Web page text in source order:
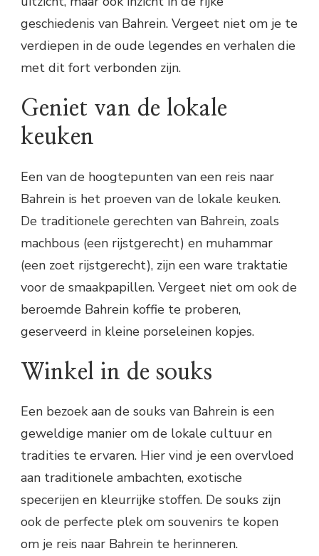
geschiedenis van Bahrein. Vergeet niet om je te
verdiepen in de oude legendes en verhalen die
met dit fort verbonden zijn.
Geniet van de lokale
keuken
Een van de hoogtepunten van een reis naar
Bahrein is het proeven van de lokale keuken.
De traditionele gerechten van Bahrein, zoals
machbous (een rijstgerecht) en muhammar
(een zoet rijstgerecht), zijn een ware traktatie
voor de smaakpapillen. Vergeet niet om ook de
beroemde Bahrein koffie te proberen,
geserveerd in kleine porseleinen kopjes.
Winkel in de souks
Een bezoek aan de souks van Bahrein is een
geweldige manier om de lokale cultuur en
tradities te ervaren. Hier vind je een overvloed
aan traditionele ambachten, exotische
specerijen en kleurrijke stoffen. De souks zijn
ook de perfecte plek om souvenirs te kopen
om je reis naar Bahrein te herinneren.